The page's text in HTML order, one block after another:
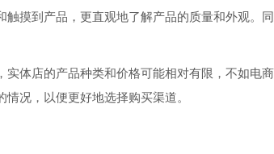
触摸到产品，更直观地了解产品的质量和外观。
实体店的产品种类和价格可能相对有限，不如电
情况，以便更好地选择购买渠道。